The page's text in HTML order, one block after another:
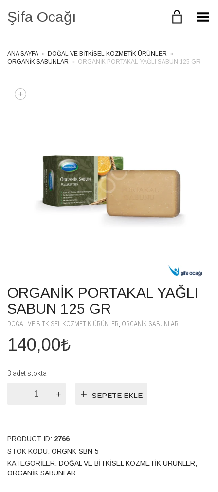
Şifa Ocağı Toggle Menu
ANA SAYFA » DOĞAL VE BITKISEL KOZMETIK ÜRÜNLER »
ORGANIK SABUNLAR » ORGANİK PORTAKAL YAĞLI SABUN 125 GR
+
ORGANİK PORTAKAL YAĞLI
SABUN 125 GR
DOĞAL VE BITKISEL KOZMETIK ÜRÜNLER ORGANIK SABUNLAR
140,00₺
3 adet stokta
PORTAKAL
GR
SEPETE EKLE
PRODUCT ID: 2766
STOK KODU: ORGNK-SBN-5
KATEGORILER: DOĞAL VE BITKISEL KOZMETIK ÜRÜNLER,
ORGANIK SABUNLAR